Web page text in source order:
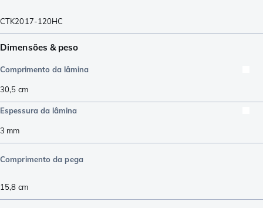
CTK2017-120HC
Dimensões & peso
Comprimento da lâmina
30,5 cm
Espessura da lâmina
3 mm
Comprimento da pega
15,8 cm